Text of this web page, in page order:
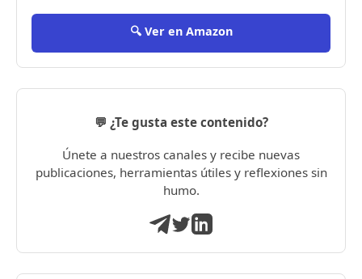
🔍 Ver en Amazon
💬 ¿Te gusta este contenido?
Únete a nuestros canales y recibe nuevas
publicaciones, herramientas útiles y reflexiones sin
humo.